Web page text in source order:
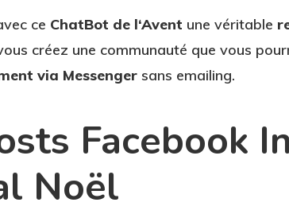
ce ChatBot de l‘Avent une véritable
créez une communauté que vous
via Messenger sans emailing.
Facebook
Noël